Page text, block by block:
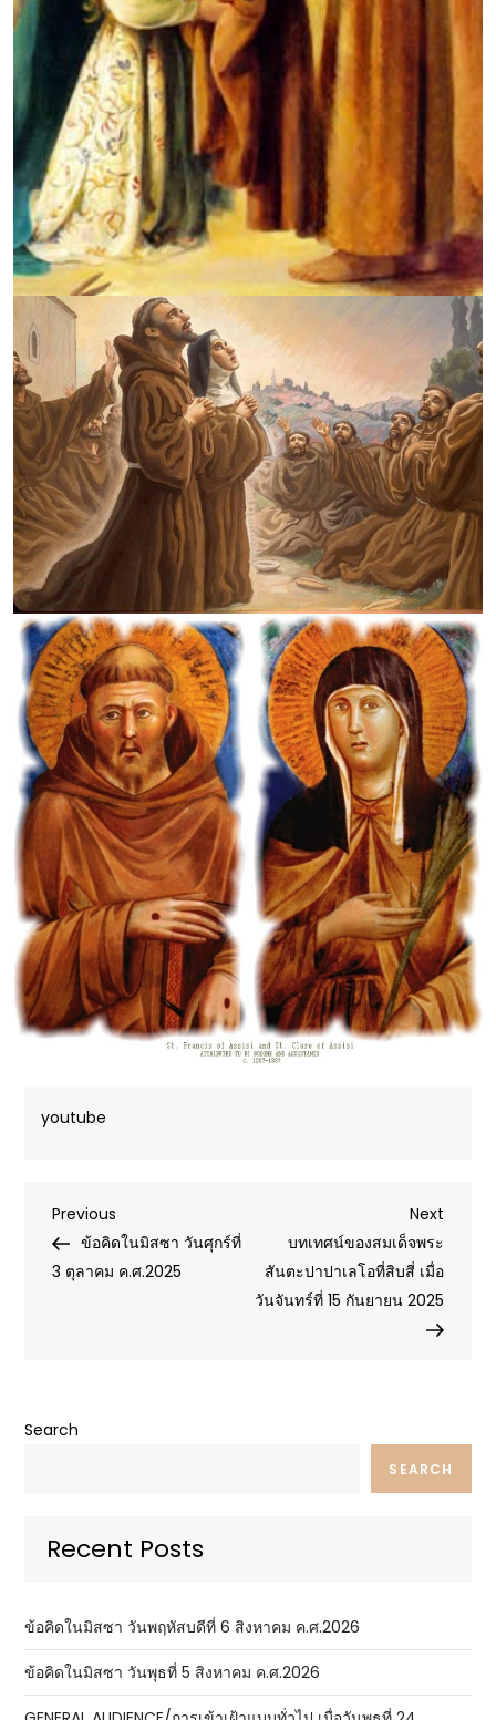
youtube
Post
navigation
Previous
Post
Previous
ข้อคิดในมิสซา วันศุกร์ที่
3 ตุลาคม ค.ศ.2025
Next
Post
Next
บทเทศน์ของสมเด็จพระ
สันตะปาปาเลโอที่สิบสี่ เมื่อ
วันจันทร์ที่ 15 กันยายน 2025
Search
SEARCH
Recent Posts
ข้อคิดในมิสซา วันพฤหัสบดีที่ 6 สิงหาคม ค.ศ.2026
ข้อคิดในมิสซา วันพุธที่ 5 สิงหาคม ค.ศ.2026